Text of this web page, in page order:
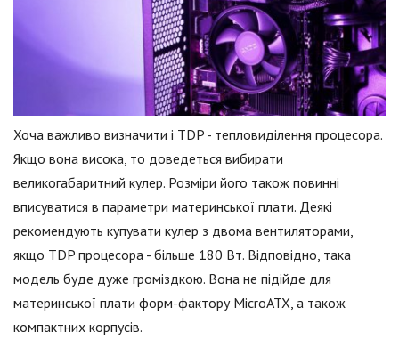
Хоча важливо визначити і TDP - тепловиділення процесора.
Якщо вона висока, то доведеться вибирати
великогабаритний кулер. Розміри його також повинні
вписуватися в параметри материнської плати. Деякі
рекомендують купувати кулер з двома вентиляторами,
якщо TDP процесора - більше 180 Вт. Відповідно, така
модель буде дуже громіздкою. Вона не підійде для
материнської плати форм-фактору MicroATX, а також
компактних корпусів.